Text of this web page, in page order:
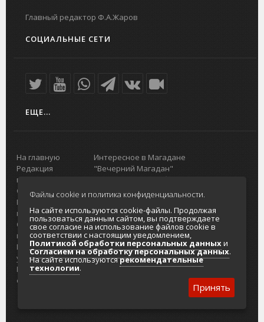
Главный редактор Ф.А.Жаров
СОЦИАЛЬНЫЕ СЕТИ
ЕЩЕ...
На главную
Редакция
портала
О проекте
Реклама на
портале
Отзывы и
предложения
Интернет-
услуги
Разработка
сайтов
Интересное в Магадане
"Вечерний Магадан"
Городская доска объявлений
Реклама
Главный туристический портал
Колымы
Политика в отношении обработки
персональных данных
Согласие на обработку персональных
данных
Файлы cookie и политика конфиденциальности.
На сайте используются cookie-файлы. Продолжая
пользоваться данным сайтом, вы подтверждаете
свое согласие на использование файлов cookie в
соответствии с настоящим уведомлением,
Политикой обработки персональных данныхи
Согласием на обработку персональных данных.
На сайте используютсярекомендательные
технологии.
Принять